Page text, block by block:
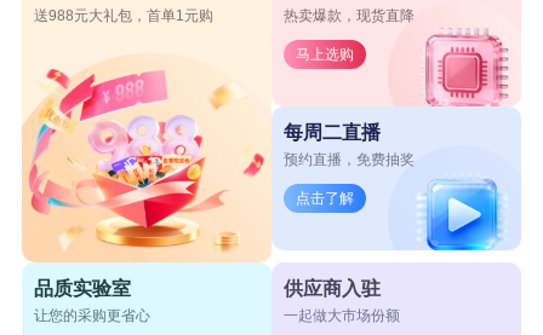
送988元大礼包，首单1元购 热卖爆款，现货直降
马上选购
每周二直播
预约直播，免费抽奖
点击了解
品质实验室
让您的采购更省心
供应商入驻
一起做大市场份额